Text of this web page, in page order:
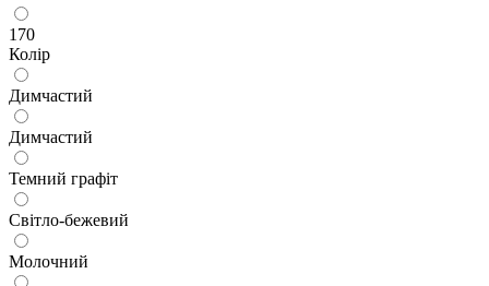
170
Колір
Димчастий
Димчастий
Темний графіт
Світло-бежевий
Молочний